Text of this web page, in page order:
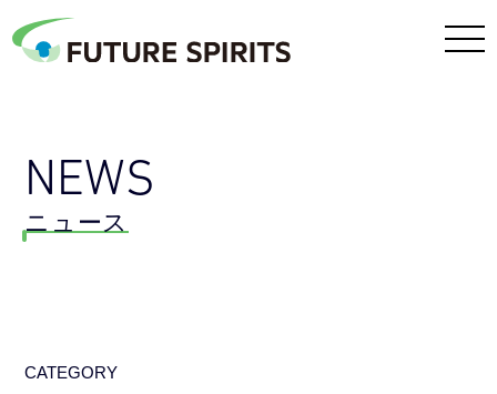
NEWS
ニュース
CATEGORY